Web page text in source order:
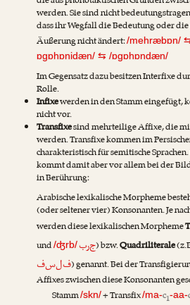
werden. Sie sind nicht
dass ihr Wegfall die Bedeutung oder
Äußerung nicht ändert:/mehræbɒn/
ɒgɒhɒnidæn/⇆ /ɒgɒhɒndæn/
Im Gegensatz dazu besitzen Interfixe
Rolle.
Infixewerden in den Stamm eingefügt,
nicht vor.
Transfixesind mehrteilige Affixe, die
werden. Transfixe kommen im
charakteristisch für semitische
kommt damit aber vor allem bei der
in Berührung:
Arabische lexikalische Morpheme
(oder seltener vier) Konsonanten. Je
werden diese lexikalischen Morpheme
und/ʤrb/ج‌ر‌ب) bzw.Quadriliterale
ف‌ل‌س‌ف) genannt. Bei der
Affixes zwischen diese Konsonanten
Stamm/skn/+ Transfix/ma-c1-aa-